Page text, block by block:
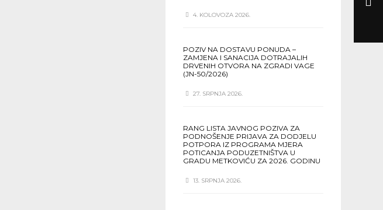
4. KOLOVOZA 2026.
POZIV NA DOSTAVU PONUDA –
ZAMJENA I SANACIJA DOTRAJALIH
DRVENIH OTVORA NA ZGRADI VAGE
(JN-50/2026)
27. SRPNJA 2026.
RANG LISTA JAVNOG POZIVA ZA
PODNOŠENJE PRIJAVA ZA DODJELU
POTPORA IZ PROGRAMA MJERA
POTICANJA PODUZETNIŠTVA U
GRADU METKOVIĆU ZA 2026. GODINU
13. SRPNJA 2026.